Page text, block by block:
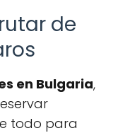
de
en Bulgaria,
todo para